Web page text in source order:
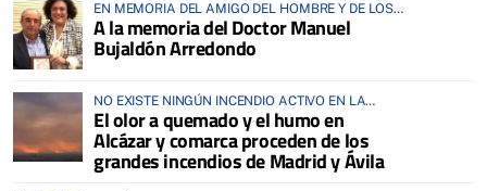
EN MEMORIA DEL AMIGO DEL HOMBRE Y DE LOS
ANIMALES
A la memoria del Doctor Manuel
Bujaldón Arredondo
NO EXISTE NINGÚN INCENDIO ACTIVO EN LA
COMARCA
El olor a quemado y el humo en
Alcázar y comarca proceden de los
grandes incendios de Madrid y Ávila